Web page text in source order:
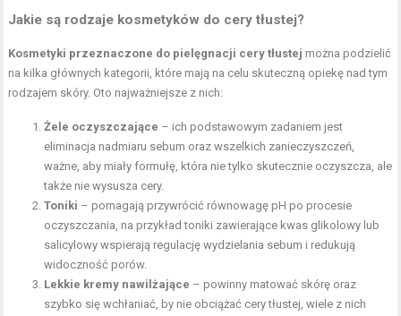
Jakie są rodzaje kosmetyków do cery tłustej?
Kosmetyki przeznaczone do pielęgnacji cery tłustej można podzielić
na kilka głównych kategorii, które mają na celu skuteczną opiekę nad tym
rodzajem skóry. Oto najważniejsze z nich:
Żele oczyszczające – ich podstawowym zadaniem jest
eliminacja nadmiaru sebum oraz wszelkich zanieczyszczeń,
ważne, aby miały formułę, która nie tylko skutecznie oczyszcza, ale
także nie wysusza cery.
Toniki – pomagają przywrócić równowagę pH po procesie
oczyszczania, na przykład toniki zawierające kwas glikolowy lub
salicylowy wspierają regulację wydzielania sebum i redukują
widoczność porów.
Lekkie kremy nawilżające – powinny matować skórę oraz
szybko się wchłaniać, by nie obciążać cery tłustej, wiele z nich